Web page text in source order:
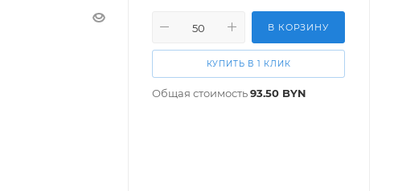
В КОРЗИНУ
КУПИТЬ В 1 КЛИК
Общая стоимость93.50 BYN